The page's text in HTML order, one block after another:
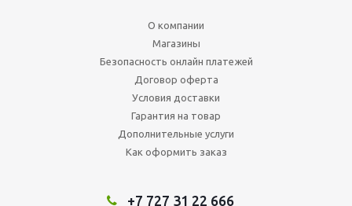
О компании
Магазины
Безопасность онлайн платежей
Договор оферта
Условия доставки
Гарантия на товар
Дополнительные услуги
Как оформить заказ
+7 727 31 22 666